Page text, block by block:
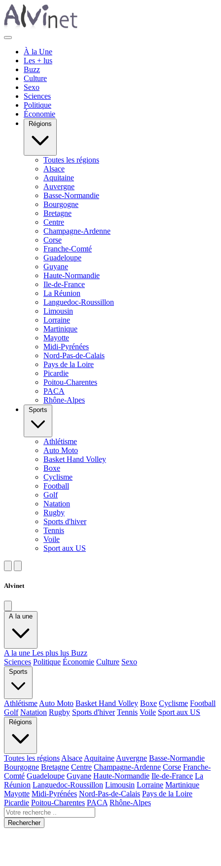
À la Une
Les + lus
Buzz
Culture
Sexo
Sciences
Politique
Économie
Régions
Toutes les régions
Alsace
Aquitaine
Auvergne
Basse-Normandie
Bourgogne
Bretagne
Centre
Champagne-Ardenne
Corse
Franche-Comté
Guadeloupe
Guyane
Haute-Normandie
Ile-de-France
La Réunion
Languedoc-Roussillon
Limousin
Lorraine
Martinique
Mayotte
Midi-Pyrénées
Nord-Pas-de-Calais
Pays de la Loire
Picardie
Poitou-Charentes
PACA
Rhône-Alpes
Sports
Athlétisme
Auto Moto
Basket Hand Volley
Boxe
Cyclisme
Football
Golf
Natation
Rugby
Sports d'hiver
Tennis
Voile
Sport aux US
Alvinet
A la une
A la une Les plus lus Buzz
Sciences Politique Économie Culture Sexo
Sports
Athlétisme Auto Moto Basket Hand Volley Boxe Cyclisme Football
Golf Natation Rugby Sports d'hiver Tennis Voile Sport aux US
Régions
Toutes les régions Alsace Aquitaine Auvergne Basse-Normandie
Bourgogne Bretagne Centre Champagne-Ardenne Corse Franche-
Comté Guadeloupe Guyane Haute-Normandie Ile-de-France La
Réunion Languedoc-Roussillon Limousin Lorraine Martinique
Mayotte Midi-Pyrénées Nord-Pas-de-Calais Pays de la Loire
Picardie Poitou-Charentes PACA Rhône-Alpes
Rechercher